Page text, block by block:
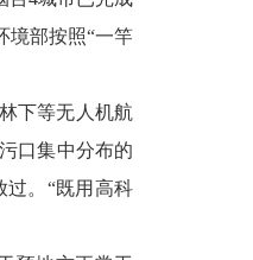
境部按照“一竿
下等无人机航
口集中分布的
过。“既用高科